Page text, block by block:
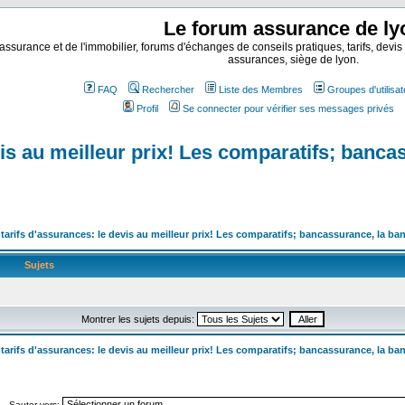
Le forum assurance de
et de l'immobilier, forums d'échanges de conseils pratiques, tarifs,
assurances, siège de lyon.
FAQ Rechercher Liste des Membres
Groupes
Profil
Se connecter pour vérifier ses messages privés
au meilleur prix! Les comparatifs;
d'assurances: le devis au meilleur prix! Les comparatifs; bancassurance, la
Sujets
Montrer les sujets depuis:
d'assurances: le devis au meilleur prix! Les comparatifs; bancassurance, la